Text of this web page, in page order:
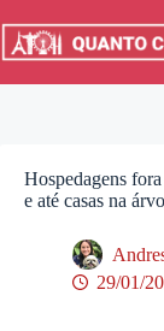
para
Hospedagens
e até casas na
29/01/